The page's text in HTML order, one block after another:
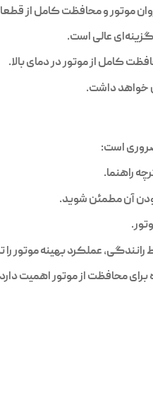
موتور و محافظت کامل از
عالی است.
کامل از موتور در دمای بالا.
آن مطمئن شوید.
رانندگی، عملکرد بهینه موتور
محافظت از موتور اهمیت